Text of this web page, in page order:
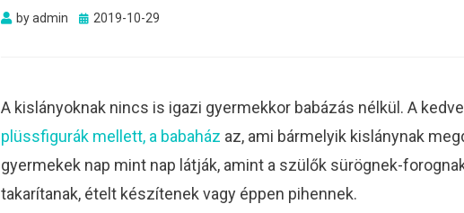
byadmin
Posted
2019-10-29
A kislányoknak nincs is igazi gyermekkor babázás nélkül. A
plüssfigurák mellett, a babaház az, ami bármelyik kislánynak
gyermekek nap mint nap látják, amint a szülők sürögnek-
takarítanak, ételt készítenek vagy éppen pihennek.